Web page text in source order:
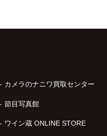
カメラのナニワ買取センター
節目写真館
ワイン蔵 ONLINE STORE